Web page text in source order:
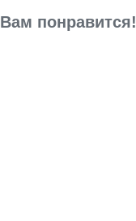
Вам понравится!